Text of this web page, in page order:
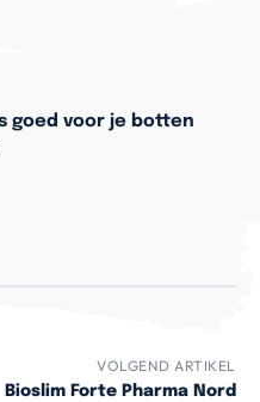
goed voor je botten
VOLGEND ARTIKEL
Bioslim Forte Pharma Nord